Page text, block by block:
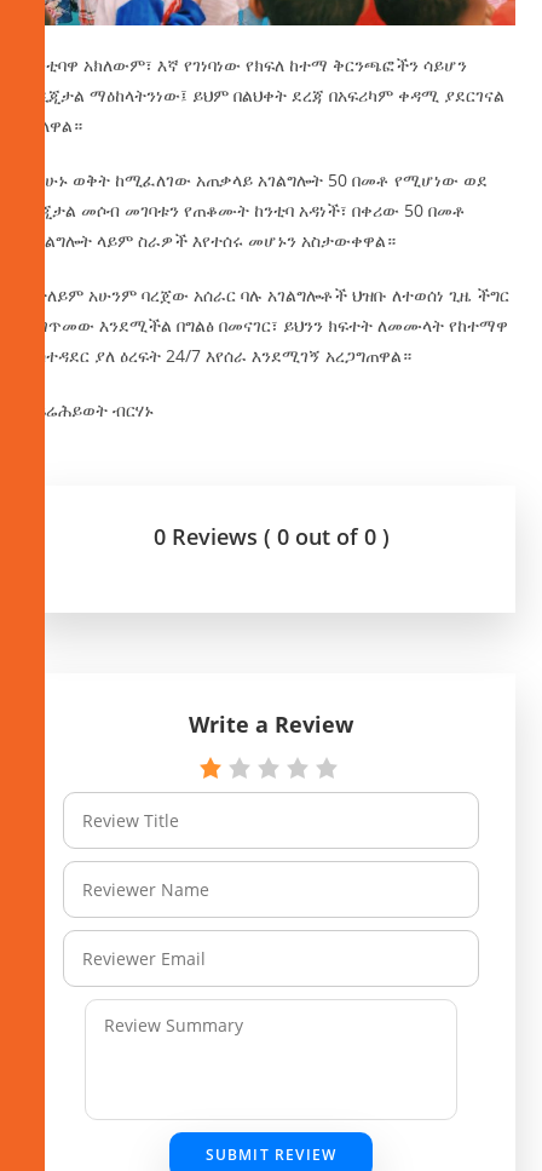
ከንቲባዋ አክለውም፣ እኛ የገነባነው የክፍለ ከተማ ቅርንጫፎችን ሳይሆን
የዲጂታል ማዕከላትንነው፤ ይህም በልህቀት ደረጃ በአፍሪካም ቀዳሚ ያደርገናል
ብለዋል።
በአሁኑ ወቅት ከሚፈለገው አጠቃላይ አገልግሎት 50 በመቶ የሚሆነው ወደ
ዲጂታል መሶብ መገባቱን የጠቆሙት ከንቲባ አዳነች፣ በቀሪው 50 በመቶ
አገልግሎት ላይም ስራዎች እየተሰሩ መሆኑን አስታውቀዋል።
በተለይም አሁንም ባረጀው አሰራር ባሉ አገልግሎቶች ህዝቡ ለተወሰነ ጊዜ ችግር
ሊገጥመው እንደሚችል በግልፅ በመናገር፣ ይህንን ክፍተት ለመሙላት የከተማዋ
አስተዳደር ያለ ዕረፍት 24/7 እየሰራ እንደሚገኝ አረጋግጠዋል።
በፍሬሕይወት ብርሃኑ
0 Reviews ( 0 out of 0 )
Write a Review
SUBMIT REVIEW